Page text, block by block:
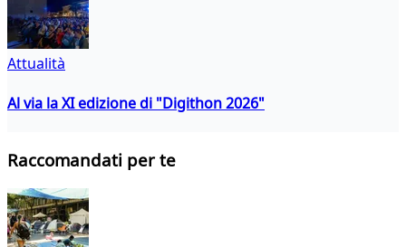
Attualità
Al via la XI edizione di "Digithon 2026"
Raccomandati per te